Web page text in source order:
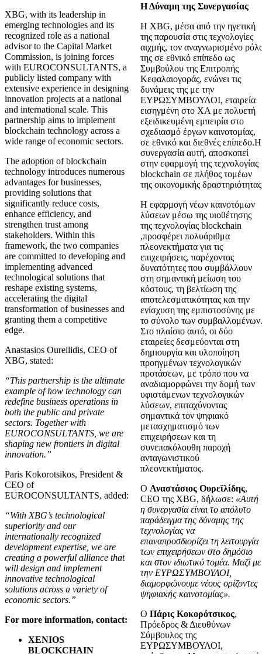
XBG, with its leadership in
emerging technologies and its
recognized role as a national
advisor to the Capital Market
Commission, is joining forces
with EUROCONSULTANTS, a
publicly listed company with
extensive experience in designing
innovation projects at a national
and international scale. This
partnership aims to implement
blockchain technology across a
wide range of economic sectors.
The adoption of blockchain
technology introduces numerous
advantages for businesses,
providing solutions that
significantly reduce costs,
enhance efficiency, and
strengthen trust among
stakeholders. Within this
framework, the two companies
are committed to developing and
implementing advanced
technological solutions that
reshape existing systems,
accelerating the digital
transformation of businesses and
granting them a competitive
edge.
Anastasios Oureilidis, CEO of
XBG, stated:
“This partnership is the ultimate
example of how technology can
redefine business operations in
both the public and private
sectors. Together with
EUROCONSULTANTS, we are
shaping new frontiers in digital
innovation.”
Paris Kokorotsikos, President &
CEO of
EUROCONSULTANTS, added:
“With XBG’s technological
superiority and our
internationally recognized
development expertise, we are
creating a powerful alliance that
will design and implement
innovative technological
solutions across a variety of
economic sectors.”
For more information, contact:
XENIOS
BLOCKCHAIN
Η Δύναμη της Συνεργασίας
Η XBG, μέσα από την ηγετική
της παρουσία στις τεχνολογίες
αιχμής, τον αναγνωρισμένο
της σε εθνικό επίπεδο ως
Συμβούλου της Επιτροπής
Κεφαλαιογοράς, ενώνει τις
δυνάμεις της με την
ΕΥΡΩΣΥΜΒΟΥΛΟΙ, εταιρεία
εισηγμένη στο ΧΑ με πολυετή
εξειδικευμένη εμπειρία στο
σχεδιασμό έργων καινοτομίας,
σε εθνικό και διεθνές επίπεδο.Η
συνεργασία αυτή, αποσκοπεί
στην εφαρμογή της τεχνολογίας
blockchain σε πλήθος τομέων
της οικονομικής
Η εφαρμογή νέων καινοτόμων
λύσεων μέσω της υιοθέτησης
της τεχνολογίας blockchain
,προσφέρει πολυάριθμα
πλεονεκτήματα για τις
επιχειρήσεις, παρέχοντας
δυνατότητες που συμβάλλουν
στη σημαντική μείωση του
κόστους, τη βελτίωση της
αποτελεσματικότητας και την
ενίσχυση της εμπιστοσύνης με
το σύνολο των συμβαλλομένων.
Στο πλαίσιο αυτό, οι δύο
εταιρείες δεσμεύονται στη
δημιουργία και υλοποίηση
προηγμένων τεχνολογικών
προτάσεων, με τρόπο που να
αναδιαμορφώνει την δομή των
υφιστάμενων τεχνολογικών
λύσεων, επιταχύνοντας
σημαντικά τον ψηφιακό
μετασχηματισμό των
επιχειρήσεων και τη
συνεπακόλουθη παροχή
ανταγωνιστικού
πλεονεκτήματος.
Ο Αναστάσιος Ουρεϊλίδης,
CEO της XBG, δήλωσε: «Αυτή
η συνεργασία είναι το απόλυτο
παράδειγμα της δύναμης της
τεχνολογίας να
επαναπροσδιορίζει τη λειτουργία
των επιχειρήσεων στο δημόσιο
και στον ιδιωτικό τομέα. Μαζί με
την ΕΥΡΩΣΥΜΒΟΥΛΟΙ,
διαμορφώνουμε νέους ορίζοντες
ψηφιακής καινοτομίας».
Ο Πάρις Κοκορότσικος,
Πρόεδρος & Διευθύνων
Σύμβουλος της
ΕΥΡΩΣΥΜΒΟΥΛΟΙ,